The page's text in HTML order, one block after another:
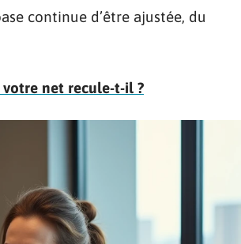
continue d’être ajustée, du
net recule-t-il ?